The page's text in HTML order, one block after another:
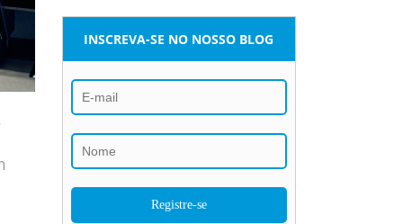
INSCREVA-SE NO NOSSO BLOG